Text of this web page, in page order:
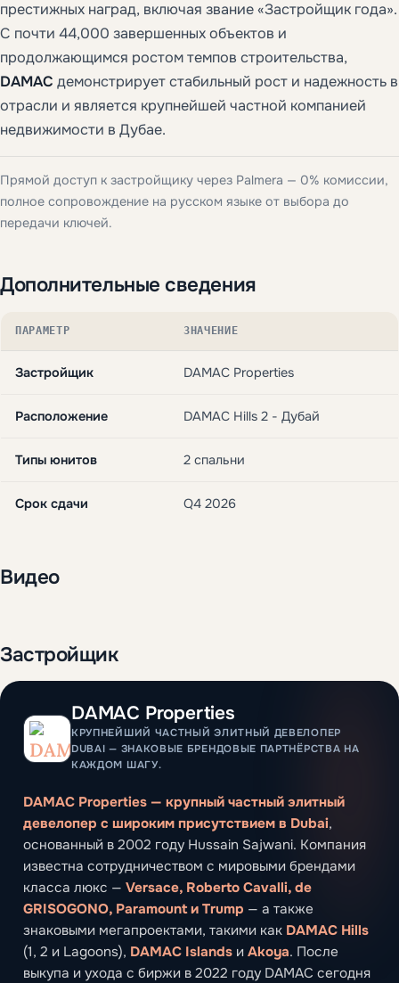
престижных наград, включая звание «Застройщик года».
С почти 44,000 завершенных объектов и
продолжающимся ростом темпов строительства,
DAMAC демонстрирует стабильный рост и надежность в
отрасли и является крупнейшей частной компанией
недвижимости в Дубае.
Прямой доступ к застройщику через Palmera — 0% комиссии,
полное сопровождение на русском языке от выбора до
передачи ключей.
Дополнительные сведения
ПАРАМЕТР ЗНАЧЕНИЕ
Застройщик DAMAC Properties
Расположение DAMAC Hills 2 - Дубай
Типы юнитов 2 спальни
Срок сдачи Q4 2026
Видео
Застройщик
DAMAC Properties
КРУПНЕЙШИЙ ЧАСТНЫЙ ЭЛИТНЫЙ ДЕВЕЛОПЕР
DUBAI — ЗНАКОВЫЕ БРЕНДОВЫЕ ПАРТНЁРСТВА НА
КАЖДОМ ШАГУ.
DAMAC Properties — крупный частный элитный
девелопер с широким присутствием в Dubai,
основанный в 2002 году Hussain Sajwani. Компания
известна сотрудничеством с мировыми брендами
класса люкс — Versace, Roberto Cavalli, de
GRISOGONO, Paramount и Trump — а также
знаковыми мегапроектами, такими как DAMAC Hills
(1, 2 и Lagoons), DAMAC Islands и Akoya. После
выкупа и ухода с биржи в 2022 году DAMAC сегодня